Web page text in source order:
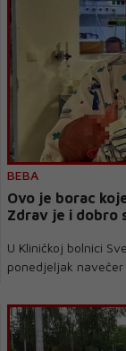
BEBA
Ovo je borac
Zdrav je i dobro
U Kliničkoj bolnici
ponedjeljak navečer